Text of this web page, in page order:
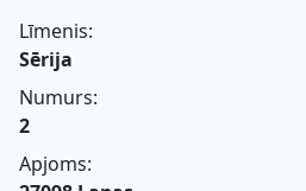
Līmenis:
Sērija
Numurs:
2
Apjoms: